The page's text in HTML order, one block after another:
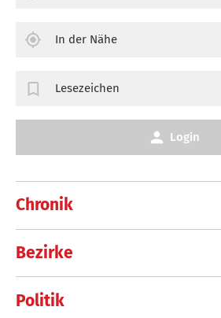
Chronik
Bezirke
Politik
In der Nähe
Lesezeichen
Login